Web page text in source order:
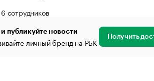
6 сотрудников
публикуйте новости
личный бренд на РБК Получить